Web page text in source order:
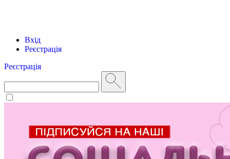
Вхід
Реєстрація
Реєстрація